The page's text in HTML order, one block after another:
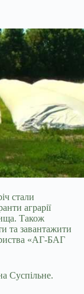
стали
аграрії
Також
та завантажити
«АГ-БАГ
Суспільне.